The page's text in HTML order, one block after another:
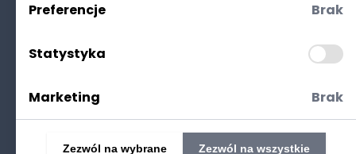
Polityka prywatności
Preferencje Brak
Statystyka
Marketing Brak
Zezwól na wybrane Zezwól na wszystkie